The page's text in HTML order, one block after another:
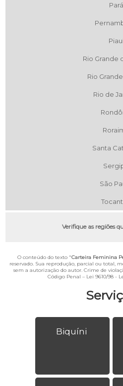
Biquíni
Pará
Rio Grande
Rio
Rio de
Santa
São
Verifique as regiões
O conteúdo do texto "Carteira Feminina
reservado. Sua reprodução, parcial ou total,
sem a autorização do autor. Crime de
Código Penal – Lei 9610/98 -